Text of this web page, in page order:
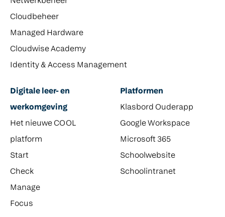
Cloudbeheer
Managed Hardware
Cloudwise Academy
Identity & Access Management
Digitale leer- en
werkomgeving
Het nieuwe COOL
platform
Start
Check
Manage
Focus
Platformen
Klasbord Ouderapp
Google Workspace
Microsoft 365
Schoolwebsite
Schoolintranet